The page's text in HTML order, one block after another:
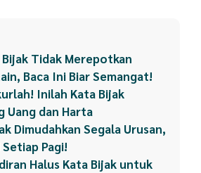
Tidak Merepotkan
Baca Ini Biar Semangat!
Inilah Kata Bijak
Uang dan Harta
Dimudahkan Segala Urusan,
Pagi!
Halus Kata Bijak untuk